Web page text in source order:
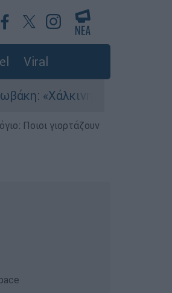
Viral
στο Παγκόσμιο Κ20
Ποιοι γιορτάζουν